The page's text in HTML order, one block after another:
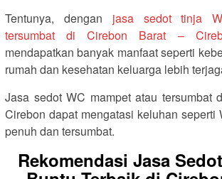
Tentunya, dengan jasa sedot tinja
tersumbat di Cirebon Barat –
mendapatkan banyak manfaat seperti
rumah dan kesehatan keluarga lebih
Jasa sedot WC mampet atau tersumbat
Cirebon dapat mengatasi keluhan seperti
penuh dan tersumbat.
Rekomendasi Jasa